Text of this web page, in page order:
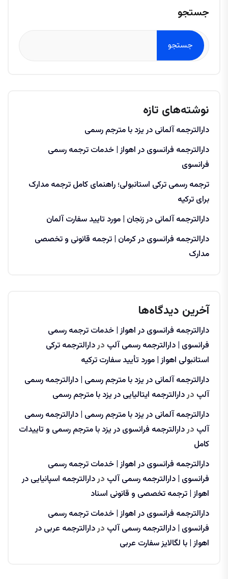
جستجو
جستجو
نوشته‌های تازه
دارالترجمه آلمانی در یزد با مترجم رسمی
دارالترجمه فرانسوی در اهواز | خدمات ترجمه رسمی
فرانسوی
ترجمه رسمی ترکی استانبولی؛ راهنمای کامل ترجمه مدارک
برای ترکیه
دارالترجمه آلمانی در زنجان | مورد تایید سفارت آلمان
دارالترجمه فرانسوی در کرمان | ترجمه قانونی و تخصصی
مدارک
آخرین دیدگاه‌ها
دارالترجمه فرانسوی در اهواز | خدمات ترجمه رسمی
فرانسوی | دارالترجمه رسمی آلپ دردارالترجمه ترکی
استانبولی اهواز | مورد تأیید سفارت ترکیه
دارالترجمه آلمانی در یزد با مترجم رسمی | دارالترجمه رسمی
آلپ دردارالترجمه ایتالیایی در یزد با مترجم رسمی
دارالترجمه آلمانی در یزد با مترجم رسمی | دارالترجمه رسمی
آلپ دردارالترجمه فرانسوی در یزد با مترجم رسمی و تاییدات
کامل
دارالترجمه فرانسوی در اهواز | خدمات ترجمه رسمی
فرانسوی | دارالترجمه رسمی آلپ دردارالترجمه اسپانیایی در
اهواز | ترجمه تخصصی و قانونی اسناد
دارالترجمه فرانسوی در اهواز | خدمات ترجمه رسمی
فرانسوی | دارالترجمه رسمی آلپ دردارالترجمه عربی در
اهواز | با لگالایز سفارت عربی